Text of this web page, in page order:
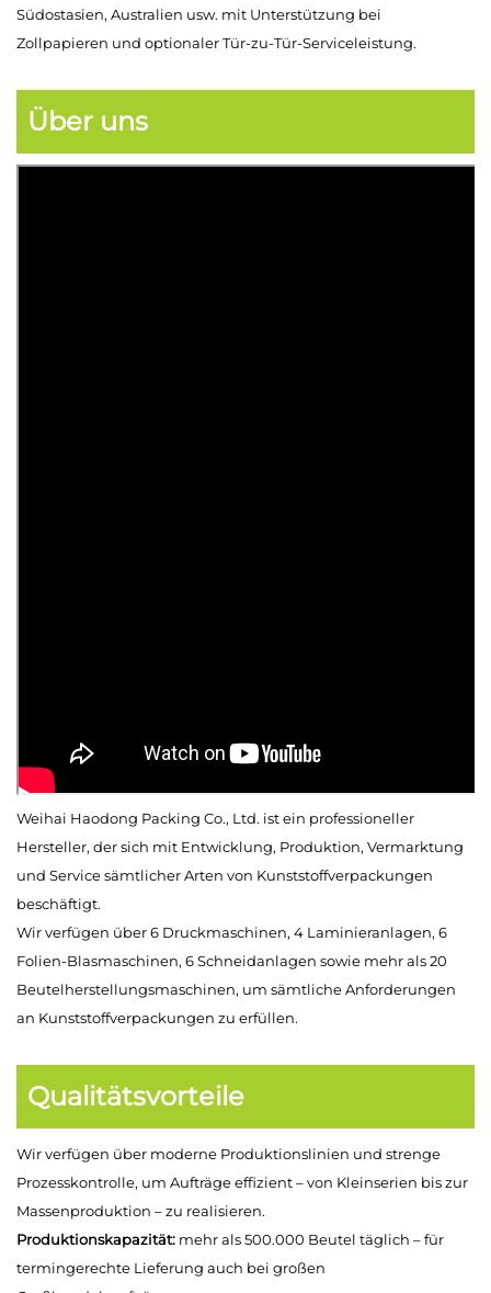
Südostasien, Australien usw. mit Unterstützung bei
Zollpapieren und optionaler Tür-zu-Tür-Serviceleistung.
Über uns
Weihai Haodong Packing Co., Ltd. ist ein professioneller
Hersteller, der sich mit Entwicklung, Produktion, Vermarktung
und Service sämtlicher Arten von Kunststoffverpackungen
beschäftigt.
Wir verfügen über 6 Druckmaschinen, 4 Laminieranlagen, 6
Folien-Blasmaschinen, 6 Schneidanlagen sowie mehr als 20
Beutelherstellungsmaschinen, um sämtliche Anforderungen
an Kunststoffverpackungen zu erfüllen.
Qualitätsvorteile
Wir verfügen über moderne Produktionslinien und strenge
Prozesskontrolle, um Aufträge effizient – von Kleinserien bis zur
Massenproduktion – zu realisieren.
Produktionskapazität: mehr als 500.000 Beutel täglich – für
termingerechte Lieferung auch bei großen